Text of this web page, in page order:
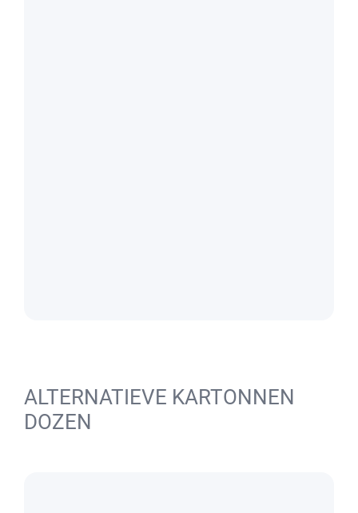
ALTERNATIEVE KARTONNEN
DOZEN